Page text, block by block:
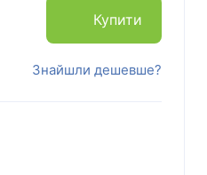
Купити
Знайшли дешевше?